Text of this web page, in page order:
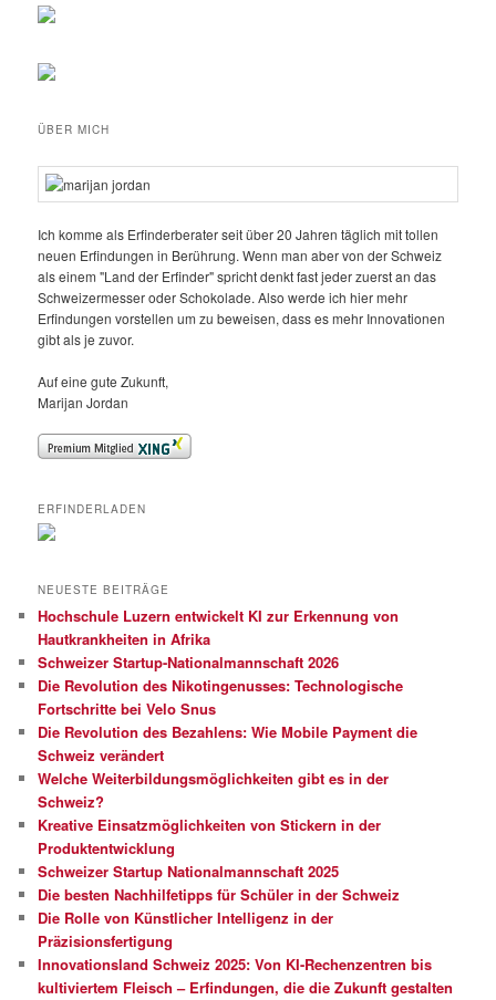
ÜBER MICH
Ich komme als Erfinderberater seit über 20 Jahren täglich mit tollen
neuen Erfindungen in Berührung. Wenn man aber von der Schweiz
als einem "Land der Erfinder" spricht denkt fast jeder zuerst an das
Schweizermesser oder Schokolade. Also werde ich hier mehr
Erfindungen vorstellen um zu beweisen, dass es mehr Innovationen
gibt als je zuvor.
Auf eine gute Zukunft,
Marijan Jordan
ERFINDERLADEN
NEUESTE BEITRÄGE
Hochschule Luzern entwickelt KI zur Erkennung von
Hautkrankheiten in Afrika
Schweizer Startup-Nationalmannschaft 2026
Die Revolution des Nikotingenusses: Technologische
Fortschritte bei Velo Snus
Die Revolution des Bezahlens: Wie Mobile Payment die
Schweiz verändert
Welche Weiterbildungsmöglichkeiten gibt es in der
Schweiz?
Kreative Einsatzmöglichkeiten von Stickern in der
Produktentwicklung
Schweizer Startup Nationalmannschaft 2025
Die besten Nachhilfetipps für Schüler in der Schweiz
Die Rolle von Künstlicher Intelligenz in der
Präzisionsfertigung
Innovationsland Schweiz 2025: Von KI-Rechenzentren bis
kultiviertem Fleisch – Erfindungen, die die Zukunft gestalten